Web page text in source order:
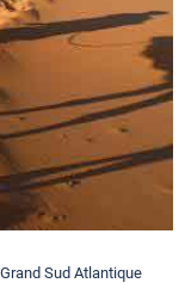
Sud Atlantique